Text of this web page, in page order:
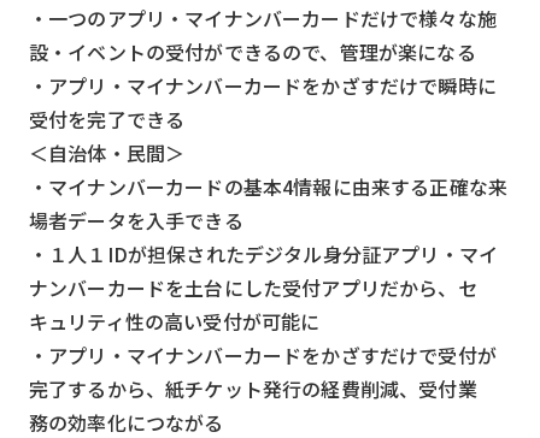
おすすめ
SIM
スマホ
リセット
検索する
・一つのアプリ・マイナンバーカードだけで様々な施
設・イベントの受付ができるので、管理が楽になる
・アプリ・マイナンバーカードをかざすだけで瞬時に
受付を完了できる
＜自治体・民間＞
・マイナンバーカードの基本4情報に由来する正確な来
場者データを入手できる
・１人１IDが担保されたデジタル身分証アプリ・マイ
ナンバーカードを土台にした受付アプリだから、セ
キュリティ性の高い受付が可能に
・アプリ・マイナンバーカードをかざすだけで受付が
完了するから、紙チケット発行の経費削減、受付業
務の効率化につながる